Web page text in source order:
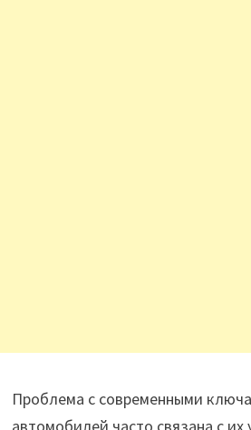
Проблема с современными
автомобилей часто связана с их